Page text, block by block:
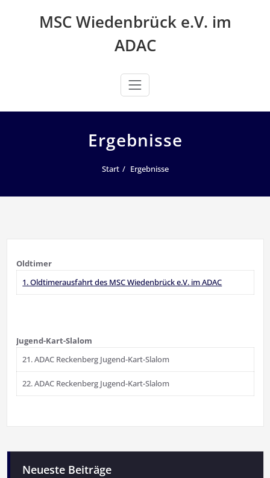
MSC Wiedenbrück e.V. im
ADAC
Ergebnisse
Start Ergebnisse
Oldtimer
1. Oldtimerausfahrt des MSC Wiedenbrück e.V. im ADAC
Jugend-Kart-Slalom
21. ADAC Reckenberg Jugend-Kart-Slalom
22. ADAC Reckenberg Jugend-Kart-Slalom
Neueste Beiträge